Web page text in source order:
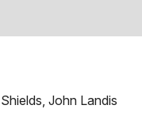
John Landis